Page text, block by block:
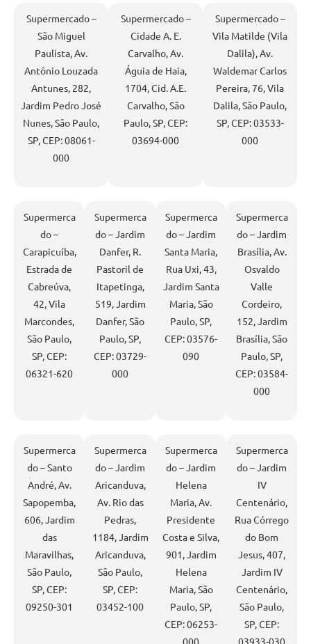
Supermercado –
São Miguel
Paulista, Av.
Antônio Louzada
Antunes, 282,
Jardim Pedro José
Nunes, São Paulo,
SP, CEP: 08061-
000
Supermercado –
Cidade A. E.
Carvalho, Av.
Águia de Haia,
1704, Cid. A.E.
Carvalho, São
Paulo, SP, CEP:
03694-000
Supermercado –
Vila Matilde (Vila
Dalila), Av.
Waldemar Carlos
Pereira, 76, Vila
Dalila, São Paulo,
SP, CEP: 03533-
000
Supermerca
do –
Carapicuíba,
Estrada de
Cabreúva,
42, Vila
Marcondes,
São Paulo,
SP, CEP:
06321-620
Supermerca
do – Jardim
Danfer, R.
Pastoril de
Itapetinga,
519, Jardim
Danfer, São
Paulo, SP,
CEP: 03729-
000
Supermerca
do – Jardim
Santa Maria,
Rua Uxi, 43,
Jardim Santa
Maria, São
Paulo, SP,
CEP: 03576-
090
Supermerca
do – Jardim
Brasília, Av.
Osvaldo
Valle
Cordeiro,
152, Jardim
Brasília, São
Paulo, SP,
CEP: 03584-
000
Supermerca
do – Santo
André, Av.
Sapopemba,
606, Jardim
das
Maravilhas,
São Paulo,
SP, CEP:
09250-301
Supermerca
do – Jardim
Aricanduva,
Av. Rio das
Pedras,
1184, Jardim
Aricanduva,
São Paulo,
SP, CEP:
03452-100
Supermerca
do – Jardim
Helena
Maria, Av.
Presidente
Costa e Silva,
901, Jardim
Helena
Maria, São
Paulo, SP,
CEP: 06253-
000
Supermerca
do – Jardim
IV
Centenário,
Rua Córrego
do Bom
Jesus, 407,
Jardim IV
Centenário,
São Paulo,
SP, CEP:
03933-030